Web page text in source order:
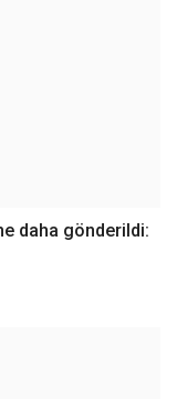
daha gönderildi: